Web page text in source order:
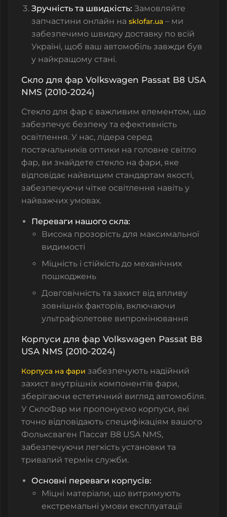
Зручність та швидкість: Замовляйте
запчастини онлайн на sklofar.ua – ми
забезпечимо швидку доставку по всій
Україні, щоб ваш автомобіль завжди був
у найкращому стані.
Скло для фар Volkswagen Passat B8 USA
NMS (2010-2024)
Стекло для фар є важливим елементом, що
забезпечує безпеку та ефективність
освітлення. У нас, лідера серед
постачальників оптики на головне світло
фар, ви знайдете стекло на фари, яке
відповідає найвищим стандартам якості,
забезпечуючи чітке освітлення навіть у
найважчих умовах.
Переваги нашого скла:
Висока прозорість для максимальної
видимості
Міцність і стійкість до механічних
пошкоджень
Довговічність та захист від впливу
зовнішніх факторів, включаючи
ультрафіолетове випромінювання
Корпуси для фар Volkswagen Passat B8
USA NMS (2010-2024)
Корпуса на фари забезпечують надійний
захист внутрішніх компонентів фари,
зберігаючи естетичний вигляд автомобіля.
У СклоФар ми пропонуємо корпуси, які
точно відповідають специфікаціям вашого
Фольксваген Пассат B8 USA NMS,
забезпечуючи легкість установки та
тривалий термін служби.
Основні переваги корпусів:
Міцні матеріали, що витримують
екстремальні умови експлуатації